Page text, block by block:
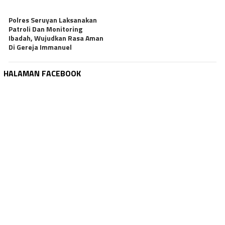
Polres Seruyan Laksanakan
Patroli Dan Monitoring
Ibadah, Wujudkan Rasa Aman
Di Gereja Immanuel
HALAMAN FACEBOOK